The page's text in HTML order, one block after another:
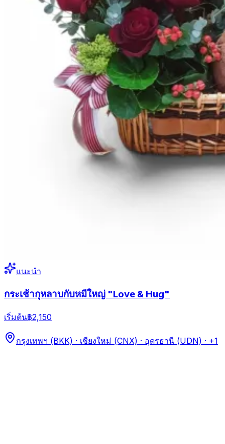
แนะนำ
กระเช้ากุหลาบกับหมีใหญ่ "Love & Hug"
เริ่มต้น฿2,150
กรุงเทพฯ (BKK) · เชียงใหม่ (CNX) · อุดรธานี (UDN) · +1